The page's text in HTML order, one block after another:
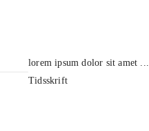
lorem ipsum dolor sit amet ...
Tidsskrift